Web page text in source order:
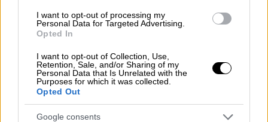
I want to opt-out of processing my
Personal Data for Targeted Advertising.
Opted In
I want to opt-out of Collection, Use,
Retention, Sale, and/or Sharing of my
Personal Data that Is Unrelated with the
Purposes for which it was collected.
Opted Out
Google consents
«Εδώ και χρόνια, η TADP κρούει τον κώδωνα
του κινδύνου για τα σοβαρά προβλήματα που
σχετίζονται με τη θανατηφόρα ένεση και
παροτρύνει την πολιτεία μας να δείξει
μεγαλύτερη διαφάνεια»γι’ αυτή, πρόσθεσε.
Η συνήγορος του θανατοποινίτη, Μέλανι
Βερντέσια κατηγόρησε τις αρχές ότι